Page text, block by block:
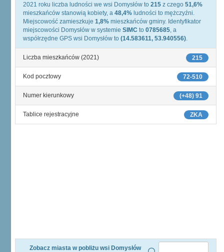
2021 roku liczba ludności we wsi Domysłów to 215 z czego 51,6%
mieszkańców stanowią kobiety, a 48,4% ludności to mężczyźni.
Miejscowość zamieszkuje 1,8% mieszkańców gminy. Identyfikator
miejscowości Domysłów w systemie SIMC to 0785685, a
współrzędne GPS wsi Domysłów to (14.583611, 53.940556).
215
Liczba mieszkańców (2021)
72-510
Kod pocztowy
(+48) 91
Numer kierunkowy
ZKA
Tablice rejestracyjne
Zobacz miasta w pobliżu wsi Domysłów